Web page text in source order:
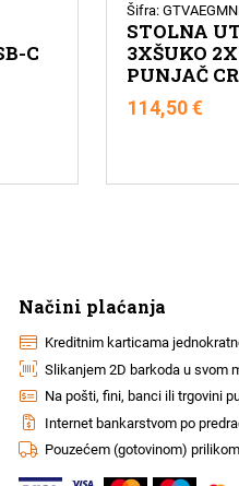
C
Šifra:
STOLNA
3XŠUKO
PUNJAČ
114,50€
Načini plaćanja
Kreditnim karticama
Slikanjem 2D barkoda u svom
Na pošti, fini, banci ili trgovini
Internet bankarstvom po
Pouzećem (gotovinom)